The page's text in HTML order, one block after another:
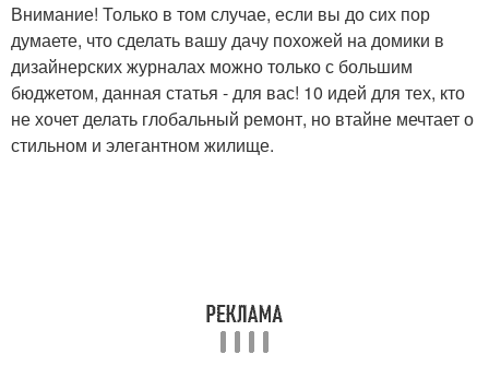
Внимание! Только в том случае, если вы до сих пор
думаете, что сделать вашу дачу похожей на домики в
дизайнерских журналах можно только с большим
бюджетом, данная статья - для вас! 10 идей для тех, кто
не хочет делать глобальный ремонт, но втайне мечтает о
стильном и элегантном жилище.